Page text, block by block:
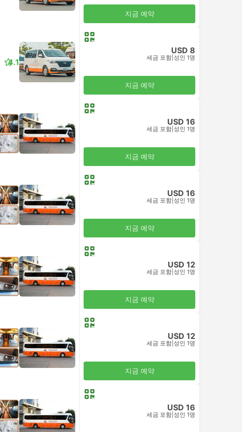
지금 예약
4.1
USD 8
세금 포함 성인 1명
지금 예약
USD 16
세금 포함 성인 1명
지금 예약
USD 16
세금 포함 성인 1명
지금 예약
USD 12
세금 포함 성인 1명
지금 예약
USD 12
세금 포함 성인 1명
지금 예약
USD 16
세금 포함 성인 1명